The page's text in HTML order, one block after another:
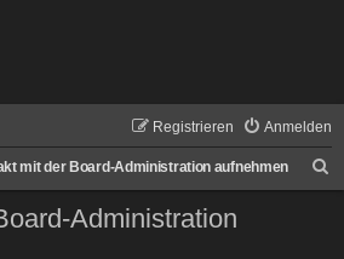
Anmelden
Registrieren
mit der Board-Administration aufnehmen
Administration